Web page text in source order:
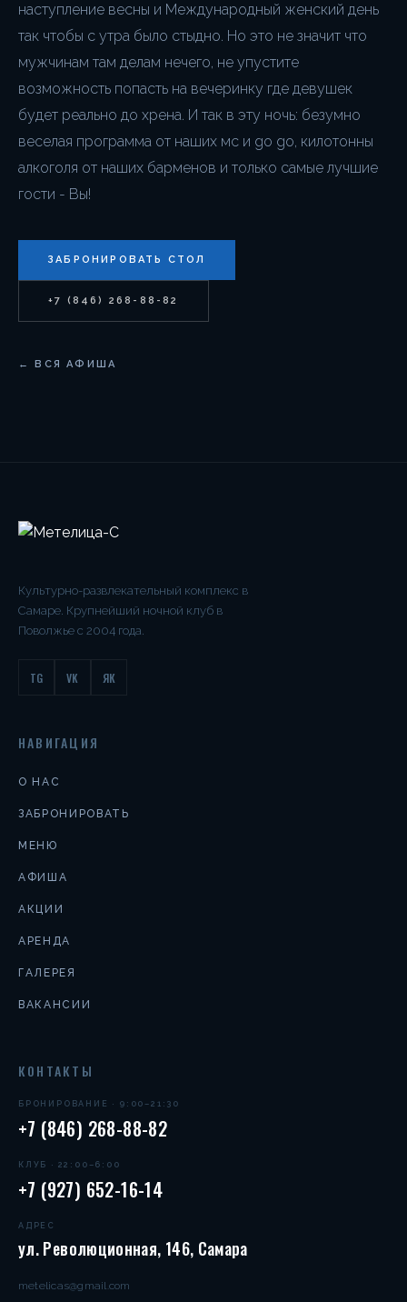
наступление весны и Международный женский день
так чтобы с утра было стыдно. Но это не значит что
мужчинам там делам нечего, не упустите
возможность попасть на вечеринку где девушек
будет реально до хрена. И так в эту ночь: безумно
веселая программа от наших мс и go go, килотонны
алкоголя от наших барменов и только самые лучшие
гости - Вы!
ЗАБРОНИРОВАТЬ СТОЛ
+7 (846) 268-88-82
← ВСЯ АФИША
Культурно-развлекательный комплекс в
Самаре. Крупнейший ночной клуб в
Поволжье с 2004 года.
TG VK ЯК
НАВИГАЦИЯ
О НАС
ЗАБРОНИРОВАТЬ
МЕНЮ
АФИША
АКЦИИ
АРЕНДА
ГАЛЕРЕЯ
ВАКАНСИИ
КОНТАКТЫ
БРОНИРОВАНИЕ · 9:00–21:30
+7 (846) 268-88-82
КЛУБ · 22:00–6:00
+7 (927) 652-16-14
АДРЕС
ул. Революционная, 146, Самара
metelicas@gmail.com